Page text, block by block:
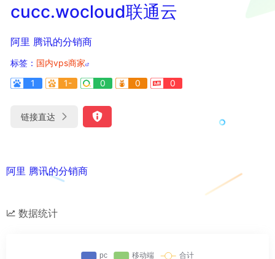
cucc.wocloud联通云
阿里 腾讯的分销商
标签： 国内vps商家
1
1- 0 0 0
链接直达
阿里 腾讯的分销商
数据统计